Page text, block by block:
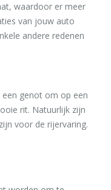
waardoor er meer
van jouw auto
andere redenen
genot om op een
rit. Natuurlijk zijn
voor de rijervaring.